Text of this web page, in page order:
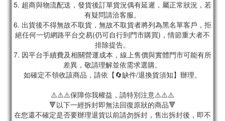
5. 超商與物流配送，發貨後訂單貨況偶有延遲，屬正常狀況，若
有疑問請洽客服。
6. 出貨後不得無故不取貨，無故不取貨者將列為黑名單客戶，拒
絕任何一切網路平台交易(仍可自行到門市購買)，情節重大者不
排除提告。
7. 因平台手續費及相關營運成本，線上售價與實體門市可能有所
差異，敬請理解並依需求選購。
如確定不領收該商品，請依【🔄缺件/退換貨須知】辦理。
⚠️⚠️⚠️保障你我權益，請特別注意⚠️⚠️⚠️
🔻以下一經拆封即無法回復原狀的商品🔻
在您還不確定是否要辦理退貨以前請勿拆封，售出拆封後，即不